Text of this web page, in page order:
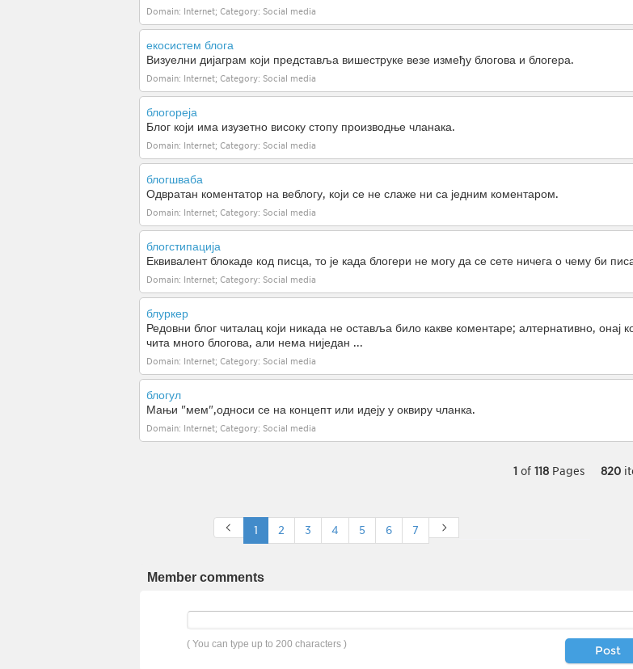
Domain: Internet; Category: Social media
екосистем блога
Визуелни дијаграм који представља вишеструке везе између блогова и блогера.
Domain: Internet; Category: Social media
блогореја
Блог који има изузетно високу стопу производње чланака.
Domain: Internet; Category: Social media
блогшваба
Одвратан коментатор на веблогу, који се не слаже ни са једним коментаром.
Domain: Internet; Category: Social media
блогстипација
Еквивалент блокаде код писца, то је када блогери не могу да се сете ничега о чему би
Domain: Internet; Category: Social media
блуркер
Редовни блог читалац који никада не оставља било какве коментаре; алтернативно, онај
чита много блогова, али нема ниједан ...
Domain: Internet; Category: Social media
блогул
Мањи "мем",односи се на концепт или идеју у оквиру чланка.
Domain: Internet; Category: Social media
1 of 118 Pages 820
1 2 3 4 5 6 7
Member comments
( You can type up to 200 characters ) Post